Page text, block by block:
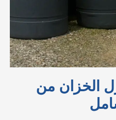
الخزان من